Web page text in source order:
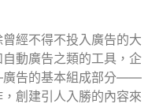
經不得不投入廣告的大
動廣告之類的工具，企
告的基本組成部分——
創建引人入勝的內容來